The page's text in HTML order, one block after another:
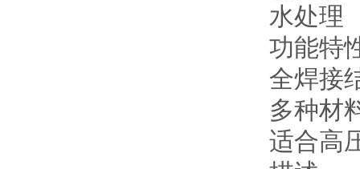
水处理
功能特
全焊接
多种材
适合高